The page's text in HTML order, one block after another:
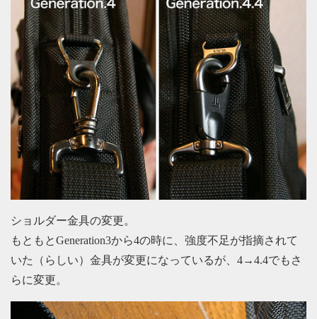
ショルダー金具の変更。
もともとGeneration3から4の時に、強度不足が指摘されて
いた（らしい）金具が変更になっているが、4→4.4でもさ
らに変更。